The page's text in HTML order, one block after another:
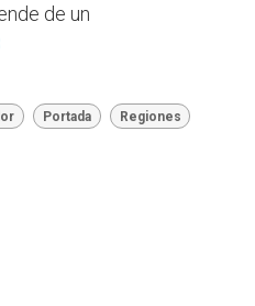
de un
Portada Regiones